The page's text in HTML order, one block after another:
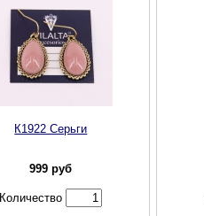
К1922 Серьги
999 руб
Количество